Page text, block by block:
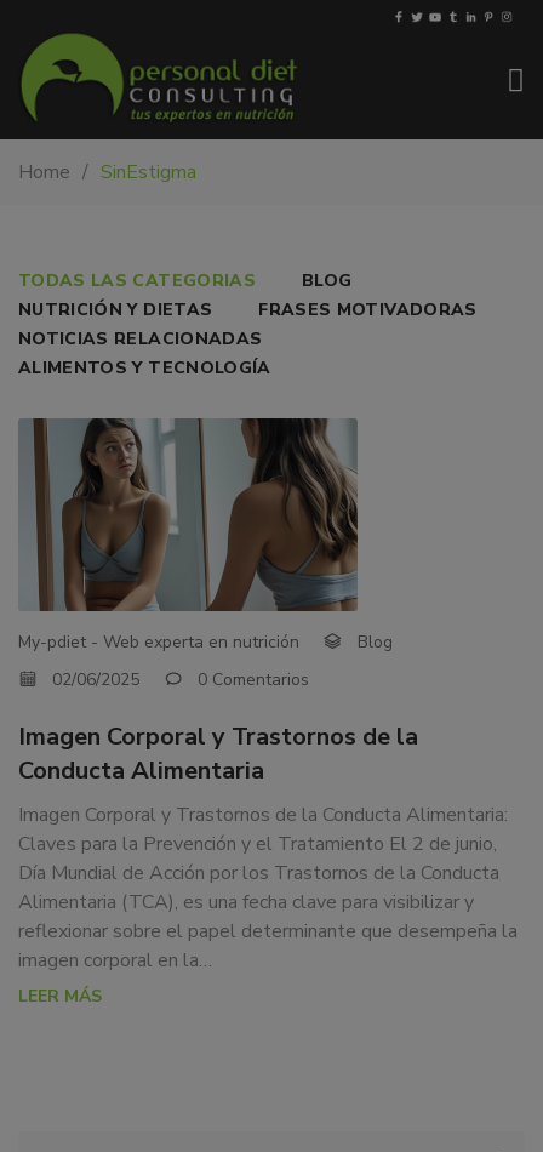
PDiet.com
y
Barcelona.
Mejoramos
la
nutrición
las
personas
también
nos
dedicamos
docencia
y
sobre
la
alimentaria
tanto
para
particulares,
instituciones,
organismos,
empresas,
Home SinEstigma
IMAGEN
CORPORAL
Y
TRASTORNOS
DE
LA
CONDUCTA
ALIMENTARIA
TODAS LAS CATEGORIAS
BLOG
NUTRICIÓN Y DIETAS
FRASES MOTIVADORAS
NOTICIAS RELACIONADAS
ALIMENTOS Y TECNOLOGÍA
My-pdiet - Web experta en nutrición
Blog
02/06/2025
0 Comentarios
Imagen Corporal y Trastornos de la
Conducta Alimentaria
Imagen Corporal y Trastornos de la Conducta Alimentaria:
Claves para la Prevención y el Tratamiento El 2 de junio,
Día Mundial de Acción por los Trastornos de la Conducta
Alimentaria (TCA), es una fecha clave para visibilizar y
reflexionar sobre el papel determinante que desempeña la
imagen corporal en la…
LEER MÁS